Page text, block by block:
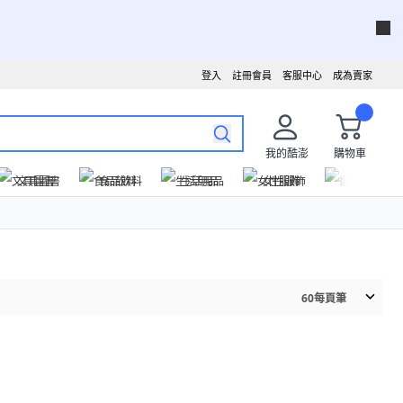
成為賣家
客服中心
註冊會員
登入
我的酷澎
購物車
文具圖書
食品飲料 生活用品 女性服飾
60每頁筆